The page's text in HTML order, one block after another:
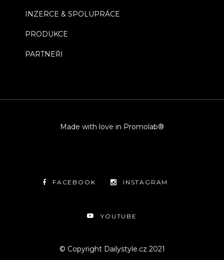
INZERCE & SPOLUPRÁCE
PRODUKCE
PARTNEŘI
Made with love in Promolab®
FACEBOOK INSTAGRAM
YOUTUBE
© Copyright Dailystyle.cz 2021